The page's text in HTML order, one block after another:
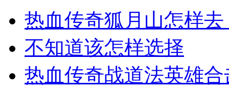
热血传奇狐月山怎样
不知道该怎样选择
热血传奇战道法英雄